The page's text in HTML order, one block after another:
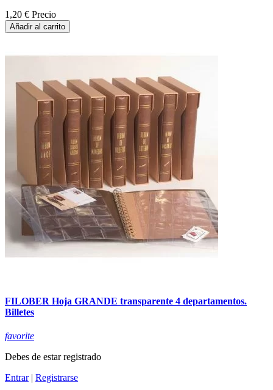
1,20 € Precio
Añadir al carrito
FILOBER Hoja GRANDE transparente 4 departamentos.
Billetes
favorite
Debes de estar registrado
Entrar| Registrarse